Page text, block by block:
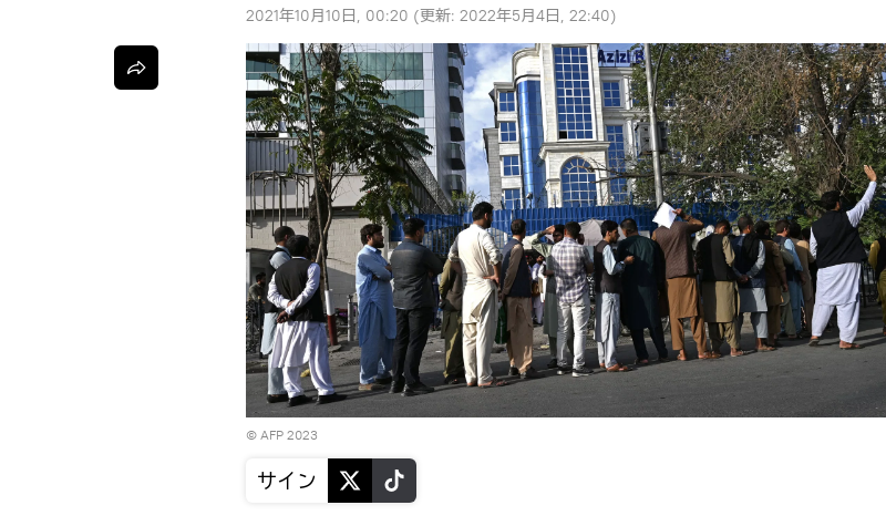
2021年10月10日, 00:20 (更新: 2022年5月4日, 22:40)
© AFP 2023
サイン